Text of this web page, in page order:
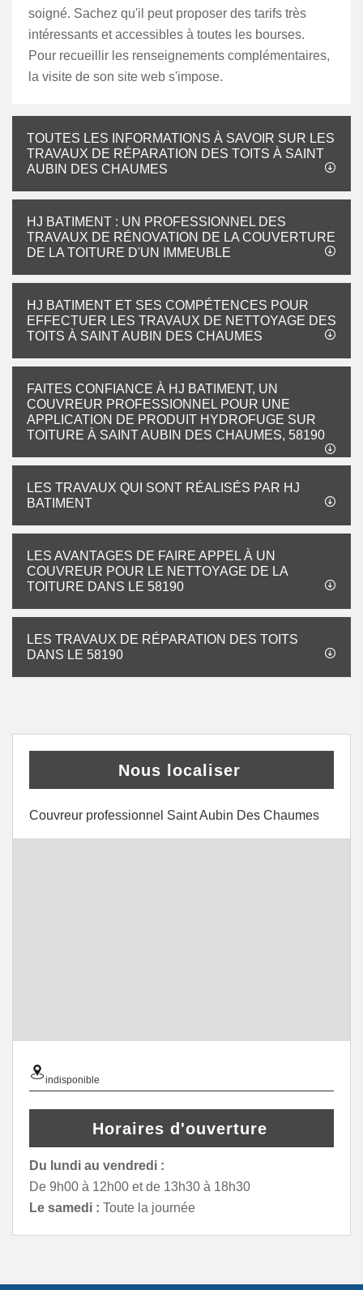
soigné. Sachez qu'il peut proposer des tarifs très
intéressants et accessibles à toutes les bourses.
Pour recueillir les renseignements complémentaires,
la visite de son site web s'impose.
TOUTES LES INFORMATIONS À SAVOIR SUR LES
TRAVAUX DE RÉPARATION DES TOITS À SAINT
AUBIN DES CHAUMES
HJ BATIMENT : UN PROFESSIONNEL DES
TRAVAUX DE RÉNOVATION DE LA COUVERTURE
DE LA TOITURE D'UN IMMEUBLE
HJ BATIMENT ET SES COMPÉTENCES POUR
EFFECTUER LES TRAVAUX DE NETTOYAGE DES
TOITS À SAINT AUBIN DES CHAUMES
FAITES CONFIANCE À HJ BATIMENT, UN
COUVREUR PROFESSIONNEL POUR UNE
APPLICATION DE PRODUIT HYDROFUGE SUR
TOITURE À SAINT AUBIN DES CHAUMES, 58190
LES TRAVAUX QUI SONT RÉALISÉS PAR HJ
BATIMENT
LES AVANTAGES DE FAIRE APPEL À UN
COUVREUR POUR LE NETTOYAGE DE LA
TOITURE DANS LE 58190
LES TRAVAUX DE RÉPARATION DES TOITS
DANS LE 58190
Nous localiser
Couvreur professionnel Saint Aubin Des Chaumes
indisponible
Horaires d'ouverture
Du lundi au vendredi :
De 9h00 à 12h00 et de 13h30 à 18h30
Le samedi : Toute la journée